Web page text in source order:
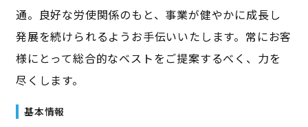
通。良好な労使関係のもと、事業が健やかに成長し
発展を続けられるようお手伝いいたします。常にお客
様にとって総合的なベストをご提案するべく、力を
尽くします。
基本情報